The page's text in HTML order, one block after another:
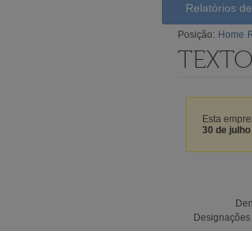
Relatórios
Posição: Home
Esta
30 de